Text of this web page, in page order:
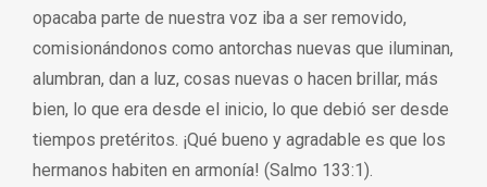
opacaba parte de nuestra voz iba a ser removido,
comisionándonos como antorchas nuevas que iluminan,
alumbran, dan a luz, cosas nuevas o hacen brillar, más
bien, lo que era desde el inicio, lo que debió ser desde
tiempos pretéritos. ¡Qué bueno y agradable es que los
hermanos habiten en armonía! (Salmo 133:1).